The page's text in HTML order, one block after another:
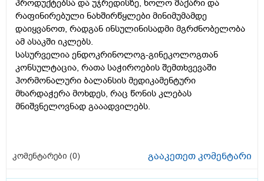
პროდუქტებსა და უჯრედისზე, ხოლო შაქარი და
რაფინირებული ნახშირწყლები მინიმუმამდე
დაიყვანოთ, რადგან ინსულინისადმი მგრძნობელობა
ამ ასაკში იკლებს.
სასურველია ენდოკრინოლოგ-გინეკოლოგთან
კონსულტაცია, რათა საჭიროების შემთხვევაში
ჰორმონალური ბალანსის მედიკამენტური
მხარდაჭერა მოხდეს, რაც წონის კლებას
მნიშვნელოვნად გააადვილებს.
კომენტარები (0) გააკეთეთ კომენტარი